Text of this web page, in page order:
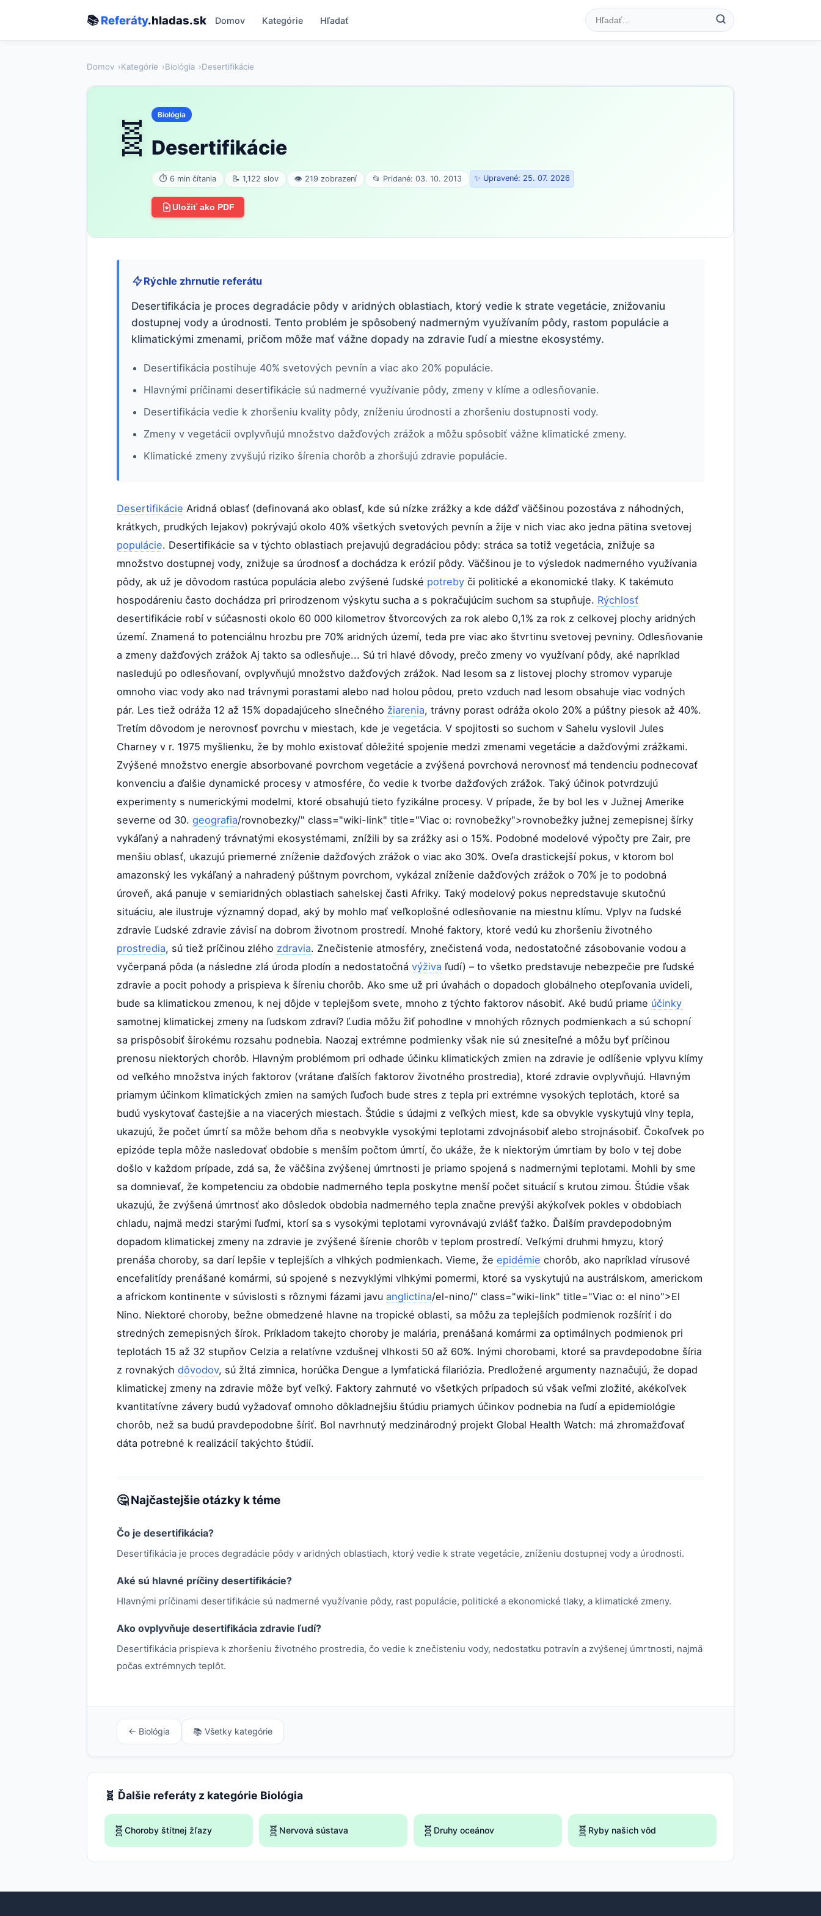
📚Referáty.hladas.sk Domov Kategórie Hľadať
Domov Kategórie Biológia Desertifikácie
🧬 Biológia
Desertifikácie
⏱ 6 min čítania 📝 1,122 slov 👁 219 zobrazení 📂 Pridané: 03. 10. 2013 ✨ Upravené: 25. 07. 2026
Uložiť ako PDF
Rýchle zhrnutie referátu
Desertifikácia je proces degradácie pôdy v aridných oblastiach, ktorý vedie k strate vegetácie, znižovaniu
dostupnej vody a úrodnosti. Tento problém je spôsobený nadmerným využívaním pôdy, rastom populácie a
klimatickými zmenami, pričom môže mať vážne dopady na zdravie ľudí a miestne ekosystémy.
Desertifikácia postihuje 40% svetových pevnín a viac ako 20% populácie.
Hlavnými príčinami desertifikácie sú nadmerné využívanie pôdy, zmeny v klíme a odlesňovanie.
Desertifikácia vedie k zhoršeniu kvality pôdy, zníženiu úrodnosti a zhoršeniu dostupnosti vody.
Zmeny v vegetácii ovplyvňujú množstvo dažďových zrážok a môžu spôsobiť vážne klimatické zmeny.
Klimatické zmeny zvyšujú riziko šírenia chorôb a zhoršujú zdravie populácie.
Desertifikácie Aridná oblasť (definovaná ako oblasť, kde sú nízke zrážky a kde dážď väčšinou pozostáva z náhodných,
krátkych, prudkých lejakov) pokrývajú okolo 40% všetkých svetových pevnín a žije v nich viac ako jedna pätina svetovej
populácie. Desertifikácie sa v týchto oblastiach prejavujú degradáciou pôdy: stráca sa totiž vegetácia, znižuje sa
množstvo dostupnej vody, znižuje sa úrodnosť a dochádza k erózií pôdy. Väčšinou je to výsledok nadmerného využívania
pôdy, ak už je dôvodom rastúca populácia alebo zvýšené ľudské potreby či politické a ekonomické tlaky. K takémuto
hospodáreniu často dochádza pri prirodzenom výskytu sucha a s pokračujúcim suchom sa stupňuje. Rýchlosť
desertifikácie robí v súčasnosti okolo 60 000 kilometrov štvorcových za rok alebo 0,1% za rok z celkovej plochy aridných
území. Znamená to potenciálnu hrozbu pre 70% aridných území, teda pre viac ako štvrtinu svetovej pevniny. Odlesňovanie
a zmeny dažďových zrážok Aj takto sa odlesňuje... Sú tri hlavé dôvody, prečo zmeny vo využívaní pôdy, aké napríklad
nasledujú po odlesňovaní, ovplyvňujú množstvo dažďových zrážok. Nad lesom sa z listovej plochy stromov vyparuje
omnoho viac vody ako nad trávnymi porastami alebo nad holou pôdou, preto vzduch nad lesom obsahuje viac vodných
pár. Les tiež odráža 12 až 15% dopadajúceho slnečného žiarenia, trávny porast odráža okolo 20% a púštny piesok až 40%.
Tretím dôvodom je nerovnosť povrchu v miestach, kde je vegetácia. V spojitosti so suchom v Sahelu vyslovil Jules
Charney v r. 1975 myšlienku, že by mohlo existovať dôležité spojenie medzi zmenami vegetácie a dažďovými zrážkami.
Zvýšené množstvo energie absorbované povrchom vegetácie a zvýšená povrchová nerovnosť má tendenciu podnecovať
konvenciu a ďalšie dynamické procesy v atmosfére, čo vedie k tvorbe dažďových zrážok. Taký účinok potvrdzujú
experimenty s numerickými modelmi, ktoré obsahujú tieto fyzikálne procesy. V prípade, že by bol les v Južnej Amerike
severne od 30. geografia/rovnobezky/" class="wiki-link" title="Viac o: rovnobežky">rovnobežky južnej zemepisnej šírky
vykáľaný a nahradený trávnatými ekosystémami, znížili by sa zrážky asi o 15%. Podobné modelové výpočty pre Zair, pre
menšiu oblasť, ukazujú priemerné zníženie dažďových zrážok o viac ako 30%. Oveľa drastickejší pokus, v ktorom bol
amazonský les vykáľaný a nahradený púštnym povrchom, vykázal zníženie dažďových zrážok o 70% je to podobná
úroveň, aká panuje v semiaridných oblastiach sahelskej časti Afriky. Taký modelový pokus nepredstavuje skutočnú
situáciu, ale ilustruje významný dopad, aký by mohlo mať veľkoplošné odlesňovanie na miestnu klímu. Vplyv na ľudské
zdravie Ľudské zdravie závisí na dobrom životnom prostredí. Mnohé faktory, ktoré vedú ku zhoršeniu životného
prostredia, sú tiež príčinou zlého zdravia. Znečistenie atmosféry, znečistená voda, nedostatočné zásobovanie vodou a
vyčerpaná pôda (a následne zlá úroda plodín a nedostatočná výživa ľudí) – to všetko predstavuje nebezpečie pre ľudské
zdravie a pocit pohody a prispieva k šíreniu chorôb. Ako sme už pri úvahách o dopadoch globálneho otepľovania uvideli,
bude sa klimatickou zmenou, k nej dôjde v teplejšom svete, mnoho z týchto faktorov násobiť. Aké budú priame účinky
samotnej klimatickej zmeny na ľudskom zdraví? Ľudia môžu žiť pohodlne v mnohých rôznych podmienkach a sú schopní
sa prispôsobiť širokému rozsahu podnebia. Naozaj extrémne podmienky však nie sú znesiteľné a môžu byť príčinou
prenosu niektorých chorôb. Hlavným problémom pri odhade účinku klimatických zmien na zdravie je odlíšenie vplyvu klímy
od veľkého množstva iných faktorov (vrátane ďalších faktorov životného prostredia), ktoré zdravie ovplyvňujú. Hlavným
priamym účinkom klimatických zmien na samých ľuďoch bude stres z tepla pri extrémne vysokých teplotách, ktoré sa
budú vyskytovať častejšie a na viacerých miestach. Štúdie s údajmi z veľkých miest, kde sa obvykle vyskytujú vlny tepla,
ukazujú, že počet úmrtí sa môže behom dňa s neobvykle vysokými teplotami zdvojnásobiť alebo strojnásobiť. Čokoľvek po
epizóde tepla môže nasledovať obdobie s menším počtom úmrtí, čo ukáže, že k niektorým úmrtiam by bolo v tej dobe
došlo v každom prípade, zdá sa, že väčšina zvýšenej úmrtnosti je priamo spojená s nadmernými teplotami. Mohli by sme
sa domnievať, že kompetenciu za obdobie nadmerného tepla poskytne menší počet situácií s krutou zimou. Štúdie však
ukazujú, že zvýšená úmrtnosť ako dôsledok obdobia nadmerného tepla značne prevýši akýkoľvek pokles v obdobiach
chladu, najmä medzi starými ľuďmi, ktorí sa s vysokými teplotami vyrovnávajú zvlášť ťažko. Ďalším pravdepodobným
dopadom klimatickej zmeny na zdravie je zvýšené šírenie chorôb v teplom prostredí. Veľkými druhmi hmyzu, ktorý
prenáša choroby, sa darí lepšie v teplejších a vlhkých podmienkach. Vieme, že epidémie chorôb, ako napríklad vírusové
encefalitídy prenášané komármi, sú spojené s nezvyklými vlhkými pomermi, ktoré sa vyskytujú na austrálskom, americkom
a africkom kontinente v súvislosti s rôznymi fázami javu anglictina/el-nino/" class="wiki-link" title="Viac o: el nino">El
Nino. Niektoré choroby, bežne obmedzené hlavne na tropické oblasti, sa môžu za teplejších podmienok rozšíriť i do
stredných zemepisných šírok. Príkladom takejto choroby je malária, prenášaná komármi za optimálnych podmienok pri
teplotách 15 až 32 stupňov Celzia a relatívne vzdušnej vlhkosti 50 až 60%. Inými chorobami, ktoré sa pravdepodobne šíria
z rovnakých dôvodov, sú žltá zimnica, horúčka Dengue a lymfatická filariózia. Predložené argumenty naznačujú, že dopad
klimatickej zmeny na zdravie môže byť veľký. Faktory zahrnuté vo všetkých prípadoch sú však veľmi zložité, akékoľvek
kvantitatívne závery budú vyžadovať omnoho dôkladnejšiu štúdiu priamych účinkov podnebia na ľudí a epidemiológie
chorôb, než sa budú pravdepodobne šíriť. Bol navrhnutý medzinárodný projekt Global Health Watch: má zhromažďovať
dáta potrebné k realizácií takýchto štúdií.
🤔 Najčastejšie otázky k téme
Čo je desertifikácia?
Desertifikácia je proces degradácie pôdy v aridných oblastiach, ktorý vedie k strate vegetácie, zníženiu dostupnej vody a úrodnosti.
Aké sú hlavné príčiny desertifikácie?
Hlavnými príčinami desertifikácie sú nadmerné využívanie pôdy, rast populácie, politické a ekonomické tlaky, a klimatické zmeny.
Ako ovplyvňuje desertifikácia zdravie ľudí?
Desertifikácia prispieva k zhoršeniu životného prostredia, čo vedie k znečisteniu vody, nedostatku potravín a zvýšenej úmrtnosti, najmä
počas extrémnych teplôt.
← Biológia 📚 Všetky kategórie
🧬 Ďalšie referáty z kategórie Biológia
🧬 Choroby štítnej žľazy 🧬 Nervová sústava 🧬 Druhy oceánov 🧬 Ryby našich vôd